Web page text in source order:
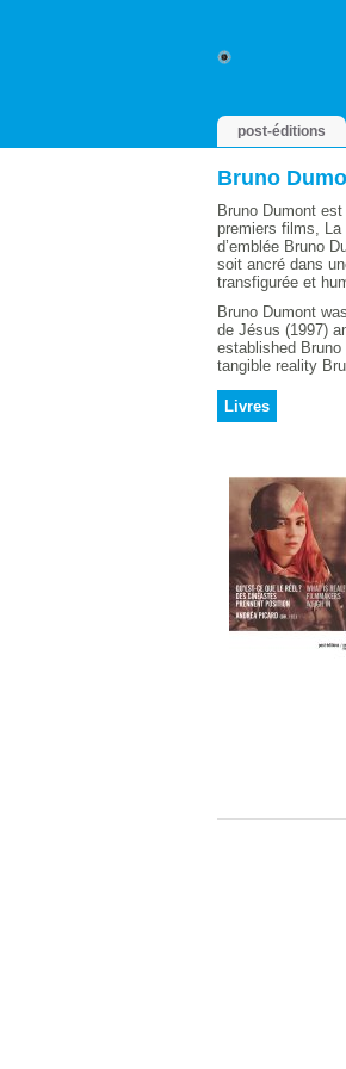
post-éditions
Bruno
Bruno Dumont
premiers films, La
d’emblée Bruno
soit ancré dans
transfigurée et
Bruno Dumont
de Jésus (1997)
established
tangible reality
Livres